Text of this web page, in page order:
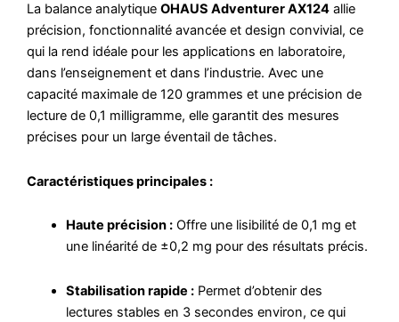
La balance analytique OHAUS Adventurer AX124 allie
précision, fonctionnalité avancée et design convivial, ce
qui la rend idéale pour les applications en laboratoire,
dans l’enseignement et dans l’industrie. Avec une
capacité maximale de 120 grammes et une précision de
lecture de 0,1 milligramme, elle garantit des mesures
précises pour un large éventail de tâches.
Caractéristiques principales :
Haute précision : Offre une lisibilité de 0,1 mg et
une linéarité de ±0,2 mg pour des résultats précis.
Stabilisation rapide : Permet d’obtenir des
lectures stables en 3 secondes environ, ce qui